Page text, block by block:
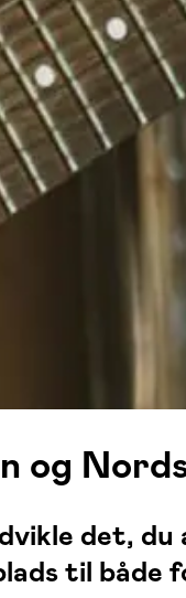
og
det, du
til både